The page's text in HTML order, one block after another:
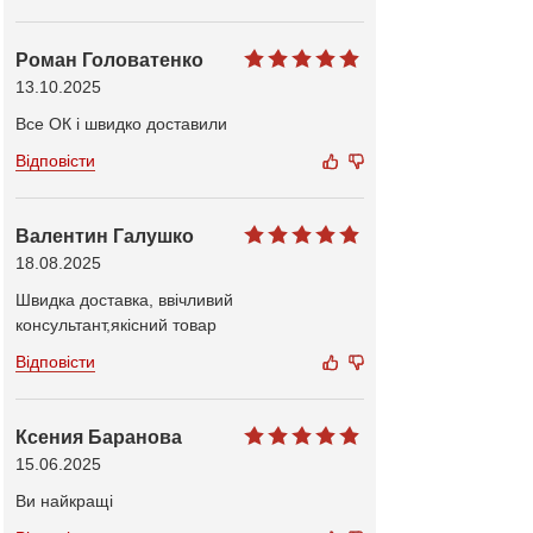
Роман Головатенко
13.10.2025
Все ОК і швидко доставили
Відповісти
Валентин Галушко
18.08.2025
Швидка доставка, ввічливий
консультант,якісний товар
Відповісти
Ксения Баранова
15.06.2025
Ви найкращі